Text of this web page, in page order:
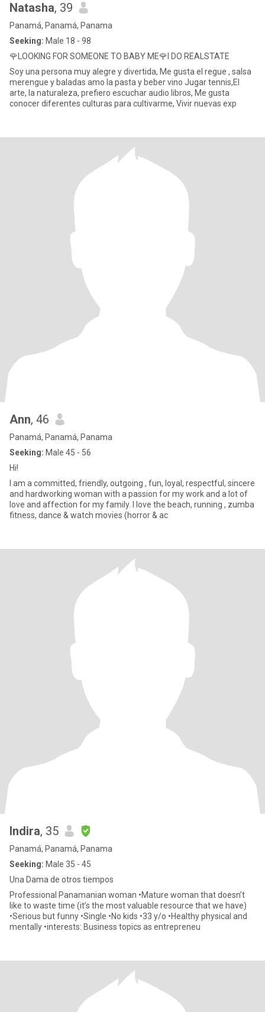
Natasha, 39
Panamá, Panamá, Panama
Seeking: Male 18 - 98
🌹LOOKING FOR SOMEONE TO BABY ME🌹I DO REALSTATE
Soy una persona muy alegre y divertida, Me gusta el regue , salsa
merengue y baladas amo la pasta y beber vino Jugar tennis,El
arte, la naturaleza, prefiero escuchar audio libros, Me gusta
conocer diferentes culturas para cultivarme, Vivir nuevas exp
Ann, 46
Panamá, Panamá, Panama
Seeking: Male 45 - 56
Hi!
I am a committed, friendly, outgoing , fun, loyal, respectful, sincere
and hardworking woman with a passion for my work and a lot of
love and affection for my family. I love the beach, running , zumba
fitness, dance & watch movies (horror & ac
Indira, 35
Panamá, Panamá, Panama
Seeking: Male 35 - 45
Una Dama de otros tiempos
Professional Panamanian woman •Mature woman that doesn’t
like to waste time (it’s the most valuable resource that we have)
•Serious but funny •Single •No kids •33 y/o •Healthy physical and
mentally •interests: Business topics as entrepreneu